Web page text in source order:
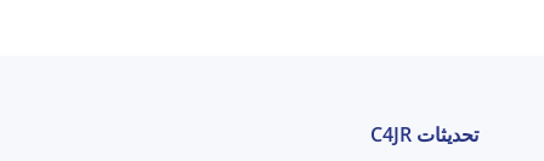
تحديثات C4JR